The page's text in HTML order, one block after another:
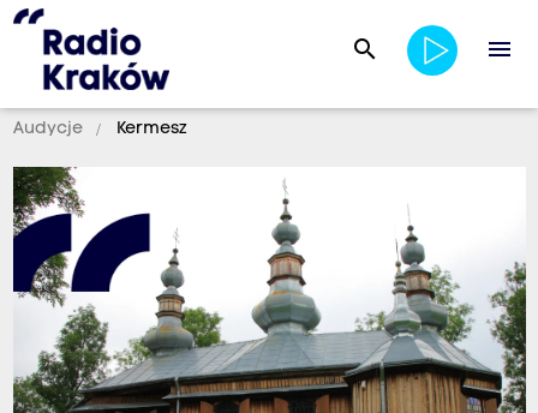
search menu
Audycje Kermesz